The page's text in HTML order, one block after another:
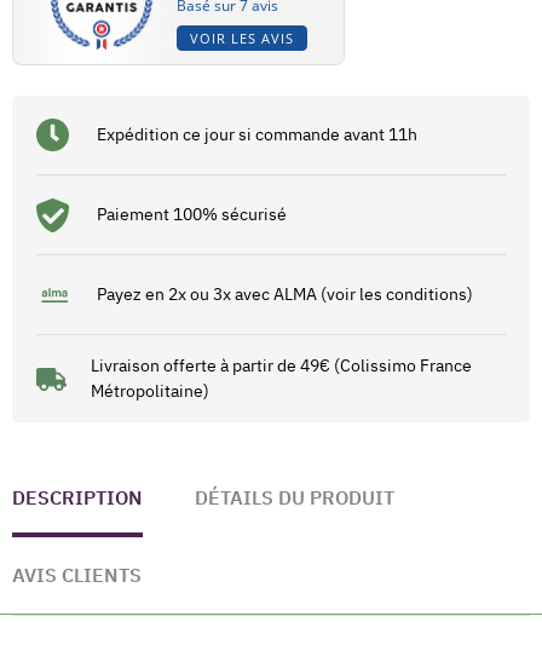
Basé sur 7 avis
VOIR LES AVIS
Expédition ce jour si commande avant 11h
Paiement 100% sécurisé
Payez en 2x ou 3x avec ALMA (voir les conditions)
Livraison offerte à partir de 49€ (Colissimo France
Métropolitaine)
DESCRIPTION DÉTAILS DU PRODUIT
AVIS CLIENTS